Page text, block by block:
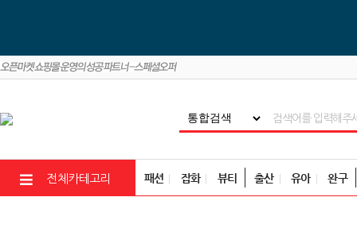
전체카테고리 패션 잡화 뷰티 출산 유아 완구